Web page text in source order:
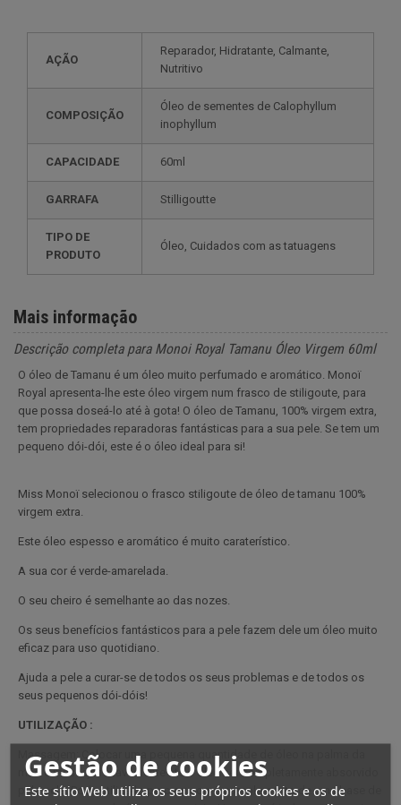
Gestão de cookies
Este sítio Web utiliza os seus próprios cookies e os de
AÇÃO
Reparador, Hidratante, Calmante,
Nutritivo
COMPOSIÇÃO
Óleo de sementes de Calophyllum
inophyllum
CAPACIDADE 60ml
GARRAFA Stilligoutte
TIPO DE
PRODUTO
Óleo, Cuidados com as tatuagens
Mais informação
Descrição completa para Monoi Royal Tamanu Óleo Virgem 60ml
O óleo de Tamanu é um óleo muito perfumado e aromático. Monoï
Royal apresenta-lhe este óleo virgem num frasco de stiligoute, para
que possa doseá-lo até à gota! O óleo de Tamanu, 100% virgem extra,
tem propriedades reparadoras fantásticas para a sua pele. Se tem um
pequeno dói-dói, este é o óleo ideal para si!
Miss Monoï selecionou o frasco stiligoute de óleo de tamanu 100%
virgem extra.
Este óleo espesso e aromático é muito caraterístico.
A sua cor é verde-amarelada.
O seu cheiro é semelhante ao das nozes.
Os seus benefícios fantásticos para a pele fazem dele um óleo muito
eficaz para uso quotidiano.
Ajuda a pele a curar-se de todos os seus problemas e de todos os
seus pequenos dói-dóis!
UTILIZAÇÃO :
Massagem: Colocar uma pequena quantidade de óleo na palma da
mão e massajar suavemente até o óleo ser completamente absorvido
pela pele. Pode utilizá-lo puro ou como complemento de uma base de